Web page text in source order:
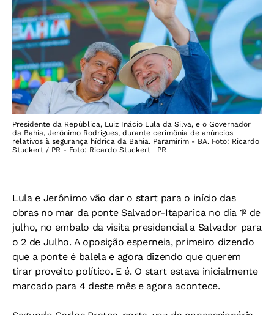
Presidente da República, Luiz Inácio Lula da Silva, e o Governador
da Bahia, Jerônimo Rodrigues, durante cerimônia de anúncios
relativos à segurança hídrica da Bahia. Paramirim - BA. Foto: Ricardo
Stuckert / PR - Foto: Ricardo Stuckert | PR
Lula e Jerônimo vão dar o start para o início das
obras no mar da ponte Salvador-Itaparica no dia 1º de
julho, no embalo da visita presidencial a Salvador para
o 2 de Julho. A oposição esperneia, primeiro dizendo
que a ponte é balela e agora dizendo que querem
tirar proveito político. E é. O start estava inicialmente
marcado para 4 deste mês e agora acontece.